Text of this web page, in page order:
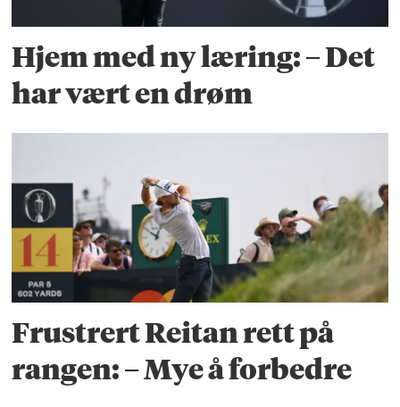
Hjem med ny læring: – Det
har vært en drøm
Frustrert Reitan rett på
rangen: – Mye å forbedre